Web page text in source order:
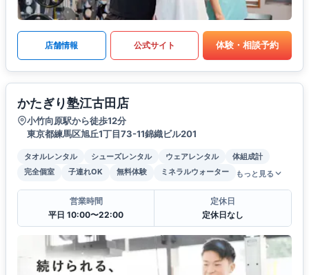
店舗情報 公式サイト 体験・相談予約
かたぎり塾江古田店
小竹向原駅から徒歩12分
東京都練馬区旭丘1丁目73-11錦織ビル201
タオルレンタル シューズレンタル ウェアレンタル
体組成計
完全個室
子連れOK 無料体験 ミネラルウォーター もっと見る
営業時間
平日 10:00〜22:00
定休日
定休日なし